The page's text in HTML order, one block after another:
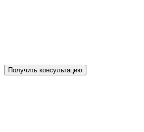
Получить консультацию